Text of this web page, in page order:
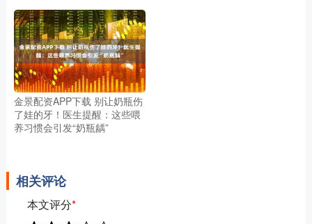
金景配资APP下载 别让奶瓶伤
了娃的牙！医生提醒：这些喂
养习惯会引发“奶瓶龋”
相关评论
本文评分*